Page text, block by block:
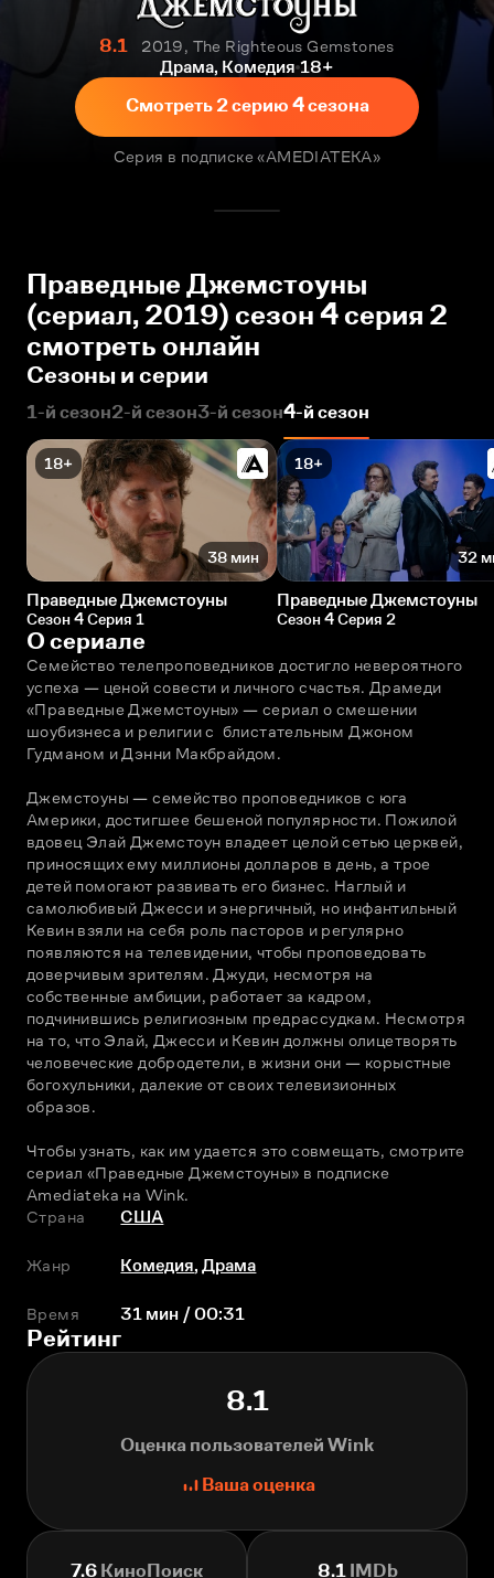
8.1
2019, The Righteous Gemstones
Драма, Комедия 18+
Смотреть 2 серию 4 сезона
Серия в подписке «AMEDIATEKA»
Праведные Джемстоуны
(сериал, 2019) сезон 4 серия 2
смотреть онлайн
Сезоны и серии
1-й сезон2-й сезон3-й сезон4-й сезон
18+
38 мин
Праведные Джемстоуны
Сезон 4 Серия 1
18+
32
Праведные Джемстоуны
Сезон 4 Серия 2
О сериале
Семейство телепроповедников достигло невероятного
успеха — ценой совести и личного счастья. Драмеди
«Праведные Джемстоуны» — сериал о смешении
шоубизнеса и религии с  блистательным Джоном
Гудманом и Дэнни Макбрайдом.
Джемстоуны — семейство проповедников с юга
Америки, достигшее бешеной популярности. Пожилой
вдовец Элай Джемстоун владеет целой сетью церквей,
приносящих ему миллионы долларов в день, а трое
детей помогают развивать его бизнес. Наглый и
самолюбивый Джесси и энергичный, но инфантильный
Кевин взяли на себя роль пасторов и регулярно
появляются на телевидении, чтобы проповедовать
доверчивым зрителям. Джуди, несмотря на
собственные амбиции, работает за кадром,
подчинившись религиозным предрассудкам. Несмотря
на то, что Элай, Джесси и Кевин должны олицетворять
человеческие добродетели, в жизни они — корыстные
богохульники, далекие от своих телевизионных
образов.
Чтобы узнать, как им удается это совмещать, смотрите
сериал «Праведные Джемстоуны» в подписке
Amediateka на Wink.
Страна
США
Жанр Комедия,Драма
Время 31 мин / 00:31
Рейтинг
8.1
Оценка пользователей Wink
Ваша оценка
7.6 КиноПоиск 8.1IMDb